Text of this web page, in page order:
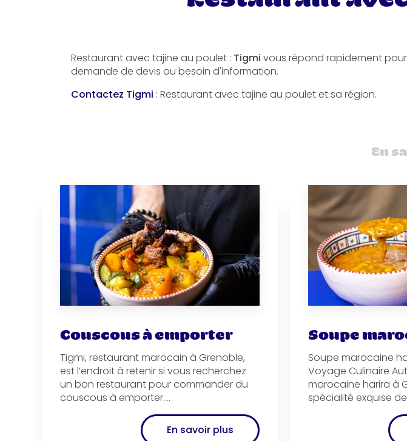
Restaurant avec tajine au poulet : Tigmi vous répond rapidement
demande de devis ou besoin d'information.
Contactez Tigmi : Restaurant avec tajine au poulet et sa région.
En
Couscous à emporter
Tigmi, restaurant marocain à Grenoble,
est l’endroit à retenir si vous recherchez
un bon restaurant pour commander du
couscous à emporter....
En savoir plus
Soupe
Soupe marocaine
Voyage Culinaire
marocaine harira à
spécialité exquise